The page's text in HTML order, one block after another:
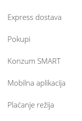
Express dostava
Pokupi
Konzum SMART
Mobilna aplikacija
Plaćanje režija